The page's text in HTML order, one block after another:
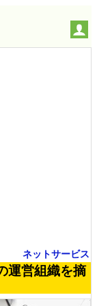
ネットサービス
運営組織を摘